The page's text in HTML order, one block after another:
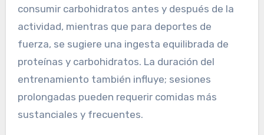
consumir carbohidratos antes y después de la
actividad, mientras que para deportes de
fuerza, se sugiere una ingesta equilibrada de
proteínas y carbohidratos. La duración del
entrenamiento también influye; sesiones
prolongadas pueden requerir comidas más
sustanciales y frecuentes.